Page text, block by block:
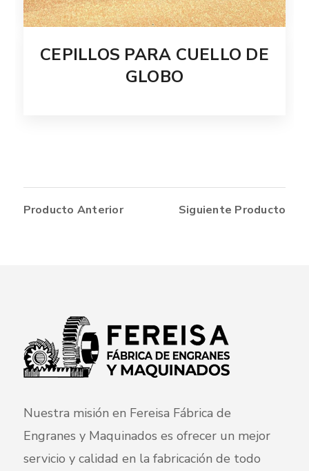
CEPILLOS PARA CUELLO DE
GLOBO
Producto Anterior Siguiente Producto
Nuestra misión en Fereisa Fábrica de
Engranes y Maquinados es ofrecer un mejor
servicio y calidad en la fabricación de todo